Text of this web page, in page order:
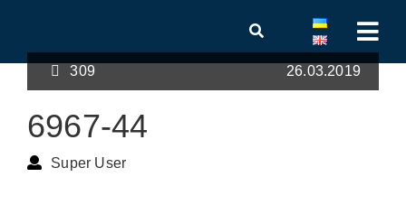
309 26.03.2019
6967-44
Super User